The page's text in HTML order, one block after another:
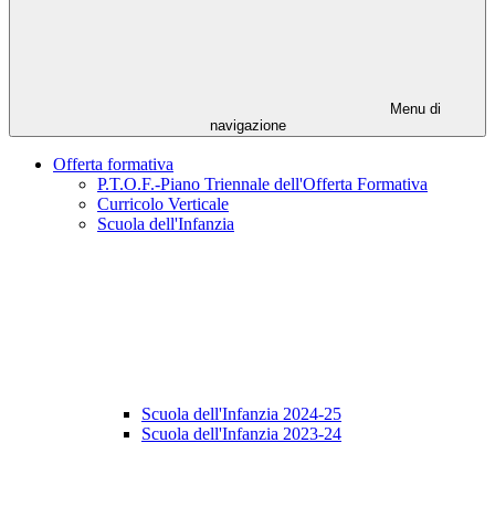
Menu di
navigazione
Offerta formativa
P.T.O.F.-Piano Triennale dell'Offerta Formativa
Curricolo Verticale
Scuola dell'Infanzia
Scuola dell'Infanzia 2024-25
Scuola dell'Infanzia 2023-24